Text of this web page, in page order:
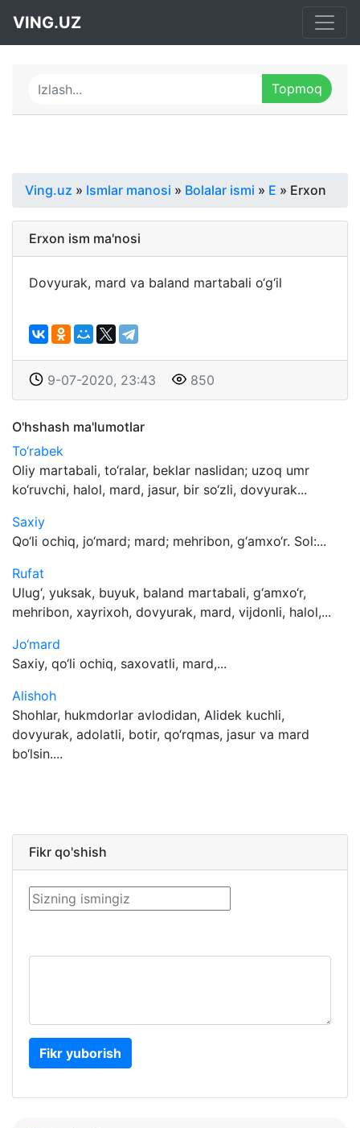
VING.UZ
Ving.uz » Ismlar manosi » Bolalar ismi » E » Erxon
Erxon ism ma'nosi
Dovyurak, mard va baland martabali o‘g‘il
9-07-2020, 23:43 850
O'hshash ma'lumotlar
To‘rabek
Oliy martabali, to‘ralar, beklar naslidan; uzoq umr
ko‘ruvchi, halol, mard, jasur, bir so‘zli, dovyurak...
Saxiy
Qo‘li ochiq, jo‘mard; mard; mehribon, g‘amxo‘r. Sol:...
Rufat
Ulug‘, yuksak, buyuk, baland martabali, g‘amxo‘r,
mehribon, xayrixoh, dovyurak, mard, vijdonli, halol,...
Jo‘mard
Saxiy, qo‘li ochiq, saxovatli, mard,...
Alishoh
Shohlar, hukmdorlar avlodidan, Alidek kuchli,
dovyurak, adolatli, botir, qo‘rqmas, jasur va mard
bo‘lsin....
Fikr qo'shish
Fikr yuborish